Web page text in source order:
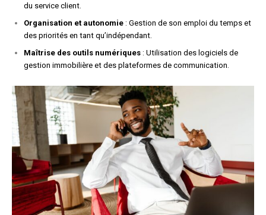
du service client.
Organisation et autonomie : Gestion de son emploi du temps et
des priorités en tant qu’indépendant.
Maîtrise des outils numériques : Utilisation des logiciels de
gestion immobilière et des plateformes de communication.